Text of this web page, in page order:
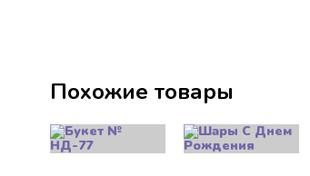
Похожие товары